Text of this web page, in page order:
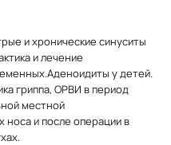
и хронические синуситы
и лечение
у детей.
гриппа, ОРВИ в период
местной
носа и после операции в